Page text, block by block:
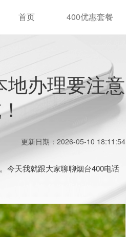
首页 400优惠套餐
办理要注意
更新日期：2026-05-10 18:11:54
天我就跟大家聊聊烟台400电话